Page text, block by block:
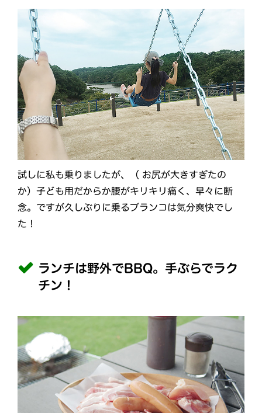
試しに私も乗りましたが、（ お尻が大きすぎたの
か）子ども用だからか腰がキリキリ痛く、早々に断
念。ですが久しぶりに乗るブランコは気分爽快でし
た！
ランチは野外でBBQ。手ぶらでラク
チン！